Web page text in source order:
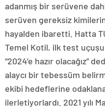
adanmış bir serüvene
serüven gereksiz
hayalden ibaretti. Hatta
Temel Kotil, ilk test
“2024’e hazır olacağız”
alaycı bir tebessüm
ekibi hedeflerine
ilerletiyorlardı. 2021 yılı